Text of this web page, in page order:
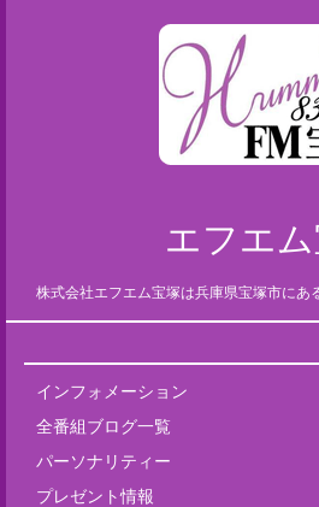
エフエ
株式会社エフエム宝塚は兵庫県宝塚市にあ
インフォメーション
全番組ブログ一覧
パーソナリティー
プレゼント情報